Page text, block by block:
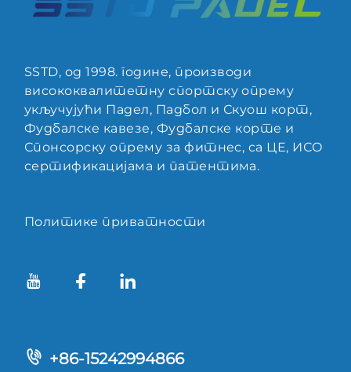
SSTD, од 1998. године, производи
висококвалитетну спортску опрему
укључујући Падел, Падбол и Скуош корт,
Фудбалске кавезе, Фудбалске корте и
Спонсорску опрему за фитнес, са ЦЕ, ИСО
сертификацијама и патентима.
Политике приватности
+86-15242994866